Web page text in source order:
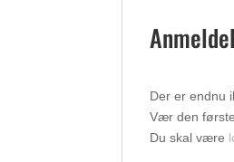
Der er endnu
Vær den
Du skal være